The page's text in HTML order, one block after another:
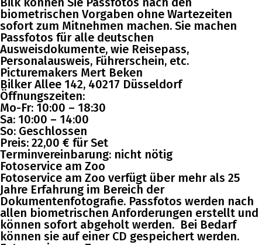
biometrischen Vorgaben ohne Wartezeiten
sofort zum Mitnehmen machen. Sie machen
Passfotos für alle deutschen
Ausweisdokumente, wie Reisepass,
Personalausweis, Führerschein, etc.
Picturemakers Mert Beken
Bilker Allee 142, 40217 Düsseldorf
Öffnungszeiten:
Mo-Fr: 10:00 – 18:30
Sa: 10:00 – 14:00
So: Geschlossen
Preis: 22,00 € für Set
Terminvereinbarung: nicht nötig
Fotoservice am Zoo
Fotoservice am Zoo verfügt über mehr als 25
Jahre Erfahrung im Bereich der
Dokumentenfotografie. Passfotos werden nach
allen biometrischen Anforderungen erstellt und
können sofort abgeholt werden. Bei Bedarf
können sie auf einer CD gespeichert werden.